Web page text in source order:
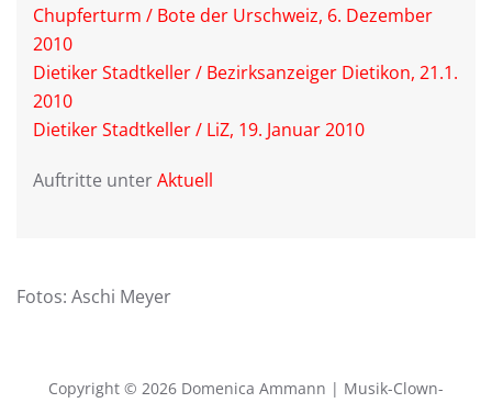
Chupferturm / Bote der Urschweiz, 6. Dezember
2010
Dietiker Stadtkeller / Bezirksanzeiger Dietikon, 21.1.
2010
Dietiker Stadtkeller / LiZ, 19. Januar 2010
Auftritte unterAktuell
Fotos: Aschi Meyer
Copyright © 2026 Domenica Ammann | Musik-Clown-